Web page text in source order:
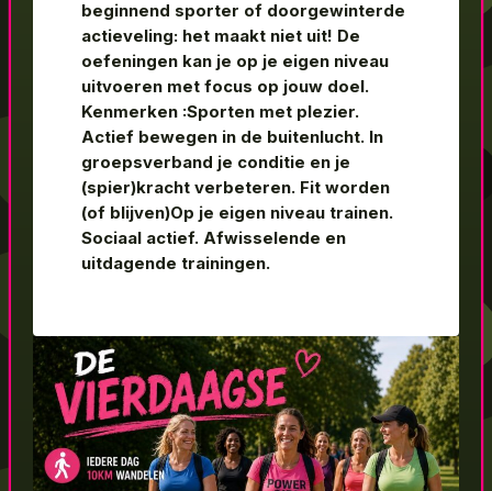
beginnend sporter of doorgewinterde
actieveling: het maakt niet uit! De
oefeningen kan je op je eigen niveau
uitvoeren met focus op jouw doel.
Kenmerken :Sporten met plezier.
Actief bewegen in de buitenlucht. In
groepsverband je conditie en je
(spier)kracht verbeteren. Fit worden
(of blijven)Op je eigen niveau trainen.
Sociaal actief. Afwisselende en
uitdagende trainingen.